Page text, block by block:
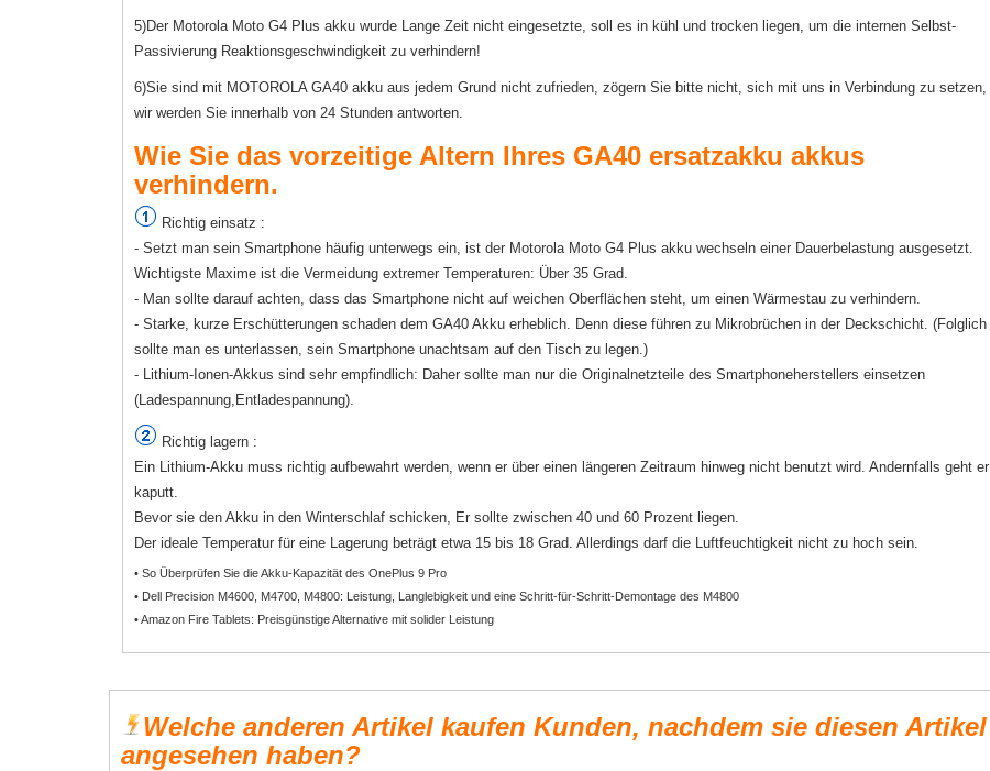
5)Der Motorola Moto G4 Plus akku wurde Lange Zeit nicht eingesetzte, soll es in kühl und trocken liegen, um die internen Selbst-
Passivierung Reaktionsgeschwindigkeit zu verhindern!
6)Sie sind mit MOTOROLA GA40 akku aus jedem Grund nicht zufrieden, zögern Sie bitte nicht, sich mit uns in Verbindung zu setzen,
wir werden Sie innerhalb von 24 Stunden antworten.
Wie Sie das vorzeitige Altern Ihres GA40 ersatzakku akkus
verhindern.
Richtig einsatz :
- Setzt man sein Smartphone häufig unterwegs ein, ist der Motorola Moto G4 Plus akku wechseln einer Dauerbelastung ausgesetzt.
Wichtigste Maxime ist die Vermeidung extremer Temperaturen: Über 35 Grad.
- Man sollte darauf achten, dass das Smartphone nicht auf weichen Oberflächen steht, um einen Wärmestau zu verhindern.
- Starke, kurze Erschütterungen schaden dem GA40 Akku erheblich. Denn diese führen zu Mikrobrüchen in der Deckschicht. (Folglich
sollte man es unterlassen, sein Smartphone unachtsam auf den Tisch zu legen.)
- Lithium-Ionen-Akkus sind sehr empfindlich: Daher sollte man nur die Originalnetzteile des Smartphoneherstellers einsetzen
(Ladespannung,Entladespannung).
Richtig lagern :
Ein Lithium-Akku muss richtig aufbewahrt werden, wenn er über einen längeren Zeitraum hinweg nicht benutzt wird. Andernfalls geht er
kaputt.
Bevor sie den Akku in den Winterschlaf schicken, Er sollte zwischen 40 und 60 Prozent liegen.
Der ideale Temperatur für eine Lagerung beträgt etwa 15 bis 18 Grad. Allerdings darf die Luftfeuchtigkeit nicht zu hoch sein.
• So Überprüfen Sie die Akku-Kapazität des OnePlus 9 Pro
• Dell Precision M4600, M4700, M4800: Leistung, Langlebigkeit und eine Schritt-für-Schritt-Demontage des M4800
• Amazon Fire Tablets: Preisgünstige Alternative mit solider Leistung
Welche anderen Artikel kaufen Kunden, nachdem sie diesen Artikel
angesehen haben?